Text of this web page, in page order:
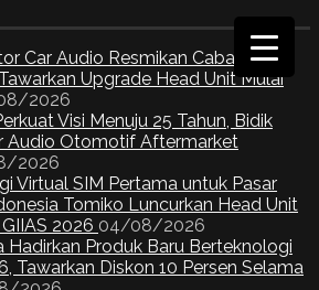
Car Audio Resmikan Cabang
Upgrade Head Unit Mulai
2026
Visi Menuju 25 Tahun, Bidik
Audio Otomotif Aftermarket
2026
Virtual SIM Pertama untuk Pasar
Tomiko Luncurkan Head Unit
2026 04/08/2026
Hadirkan Produk Baru Berteknologi
Tawarkan Diskon 10 Persen Selama